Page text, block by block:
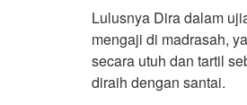
Lulusnya Dira dalam
mengaji di madrasah,
secara utuh dan tartil
diraih dengan santai.